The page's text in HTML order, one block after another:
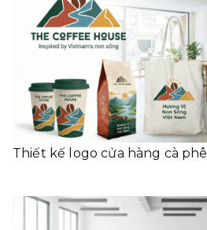
Thiết kế logo cửa hàng cà phê